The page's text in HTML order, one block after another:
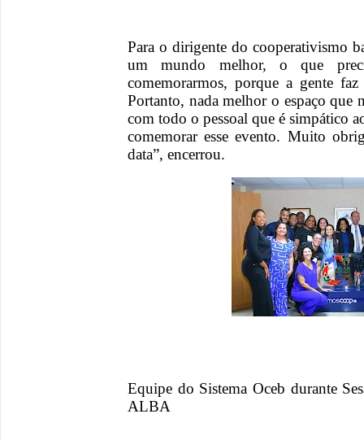
Para o dirigente do cooperativismo
um mundo melhor, o que
comemorarmos, porque a gente
Portanto, nada melhor o espaço que
com todo o pessoal que é simpático
comemorar esse evento. Muito
data”, encerrou.
Equipe do Sistema Oceb durante
ALBA